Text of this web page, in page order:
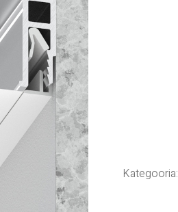
Kategooria: